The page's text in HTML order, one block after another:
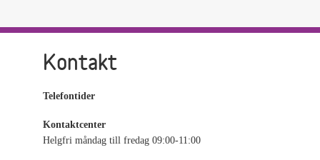
Kontakt
Telefontider
Kontaktcenter
Helgfri måndag till fredag 09:00-11:00